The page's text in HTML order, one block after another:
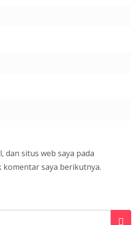
dan situs web saya pada
saya berikutnya.